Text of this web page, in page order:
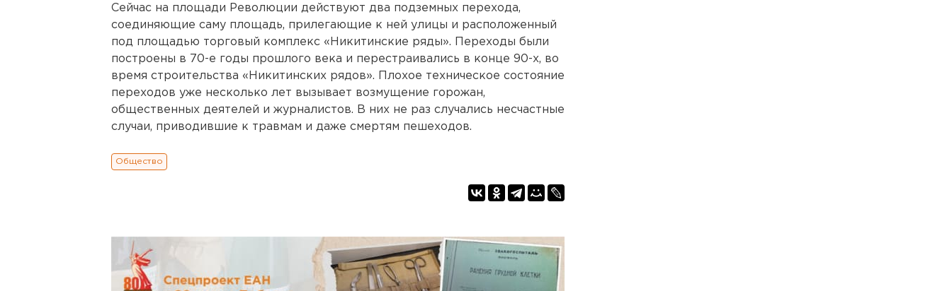
Сейчас на площади Революции действуют два подземных перехода,
соединяющие саму площадь, прилегающие к ней улицы и расположенный
под площадью торговый комплекс «Никитинские ряды». Переходы были
построены в 70-е годы прошлого века и перестраивались в конце 90-х, во
время строительства «Никитинских рядов». Плохое техническое состояние
переходов уже несколько лет вызывает возмущение горожан,
общественных деятелей и журналистов. В них не раз случались несчастные
случаи, приводившие к травмам и даже смертям пешеходов.
Общество